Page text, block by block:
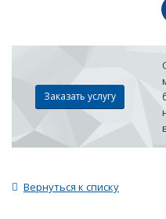
Заказать услугу
Вернуться к списку